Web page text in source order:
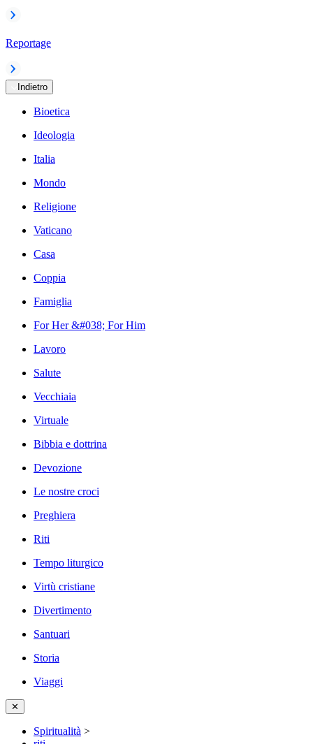
Reportage
Indietro
Bioetica
Ideologia
Italia
Mondo
Religione
Vaticano
Casa
Coppia
Famiglia
For Her &#038; For Him
Lavoro
Salute
Vecchiaia
Virtuale
Bibbia e dottrina
Devozione
Le nostre croci
Preghiera
Riti
Tempo liturgico
Virtù cristiane
Divertimento
Santuari
Storia
Viaggi
✕
Spiritualità >